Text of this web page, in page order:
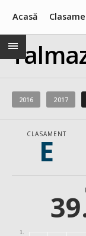
Acasă
2016 2017
CLASAMENT
E
1.